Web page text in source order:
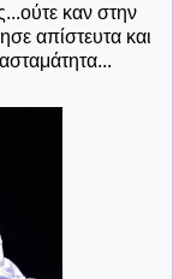
καν στην
απίστευτα και